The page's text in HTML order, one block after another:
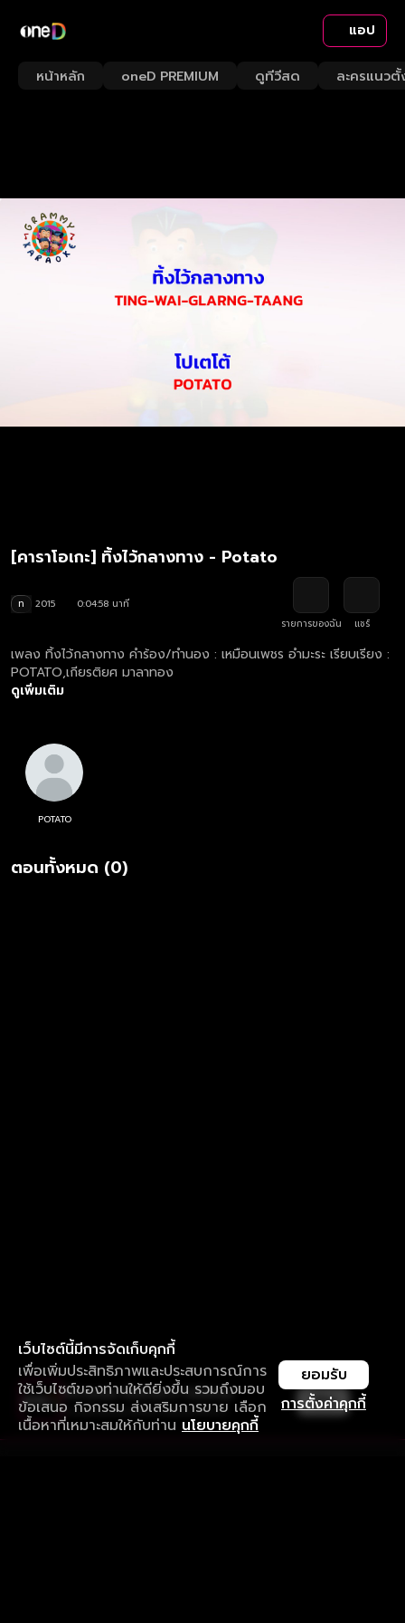
แอป
หน้าหลัก oneD PREMIUM ดูทีวีสด ละครแนวตั้
[คาราโอเกะ] ทิ้งไว้กลางทาง - Potato
ท 2015
0:04:58 นาที
รายการของฉัน
แชร์
เพลง ทิ้งไว้กลางทาง คำร้อง/ทำนอง : เหมือนเพชร อำมะระ เรียบเรียง :
POTATO,เกียรติยศ มาลาทอง
ดูเพิ่มเติม
POTATO
ตอนทั้งหมด (0)
เว็บไซต์นี้มีการจัดเก็บคุกกี้
เพื่อเพิ่มประสิทธิภาพและประสบการณ์การ
ใช้เว็บไซต์ของท่านให้ดียิ่งขึ้น รวมถึงมอบ
ข้อเสนอ กิจกรรม ส่งเสริมการขาย เลือก
เนื้อหาที่เหมาะสมให้กับท่าน นโยบายคุกกี้
การตั้งค่าคุกกี้
ยอมรับ
ใช้งานแอป ลื่นไหลกว่า ไม่มีสะดุด
ดาวน์โหลดแอปเพื่อการรับชมที่ดีกว่า เปิด